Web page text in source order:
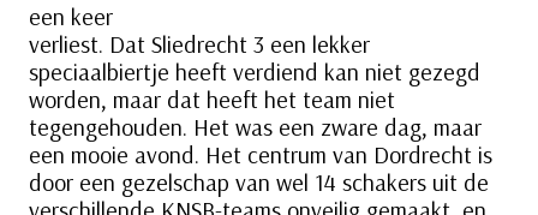
een keer
verliest. Dat Sliedrecht 3 een lekker
speciaalbiertje heeft verdiend kan niet gezegd
worden, maar dat heeft het team niet
tegengehouden. Het was een zware dag, maar
een mooie avond. Het centrum van Dordrecht is
door een gezelschap van wel 14 schakers uit de